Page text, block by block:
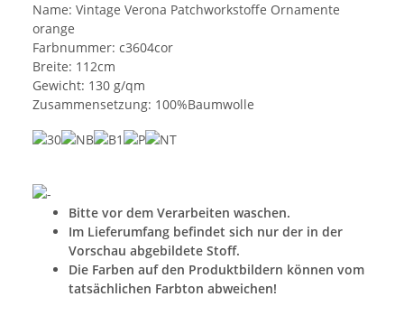
Name: Vintage Verona Patchworkstoffe Ornamente
orange
Farbnummer: c3604cor
Breite: 112cm
Gewicht: 130 g/qm
Zusammensetzung: 100%Baumwolle
Bitte vor dem Verarbeiten waschen.
Im Lieferumfang befindet sich nur der in der
Vorschau abgebildete Stoff.
Die Farben auf den Produktbildern können vom
tatsächlichen Farbton abweichen!